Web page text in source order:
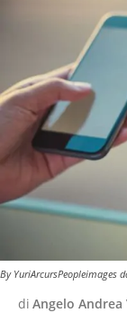
By YuriArcursPeopleimages
di Angelo Andrea